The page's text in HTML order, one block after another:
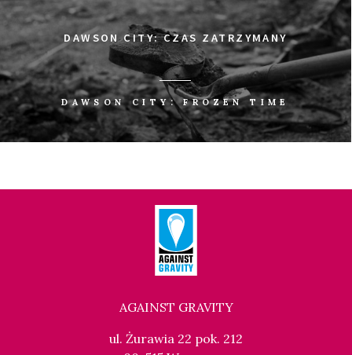
DAWSON CITY: CZAS ZATRZYMANY
DAWSON CITY: FROZEN TIME
AGAINST GRAVITY
ul. Żurawia 22 pok. 212